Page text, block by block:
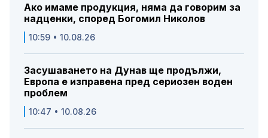
Ако имаме продукция, няма да говорим за
надценки, според Богомил Николов
10:59 • 10.08.26
Засушаването на Дунав ще продължи,
Европа е изправена пред сериозен воден
проблем
10:47 • 10.08.26